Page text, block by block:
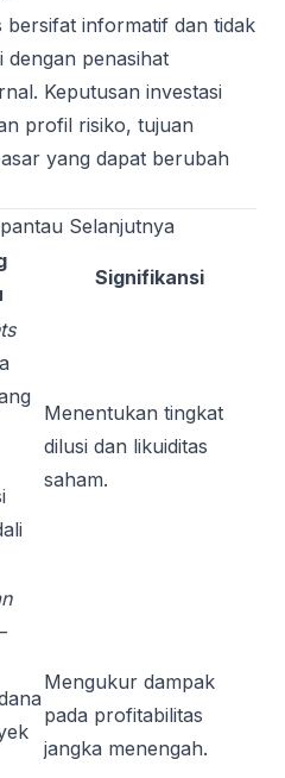
bersifat informatif dan tidak
dengan penasihat
Keputusan investasi
profil risiko, tujuan
yang dapat berubah
Selanjutnya
Signifikansi
Menentukan tingkat
dilusi dan likuiditas
saham.
Mengukur dampak
pada profitabilitas
jangka menengah.